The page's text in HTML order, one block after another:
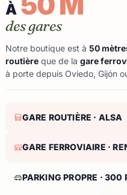
À
des gares
Notre boutique est à50
routière que de lagare
à porte depuis Oviedo, Gijón
GARE ROUTIÈRE · ALSA
GARE FERROVIAIRE ·
PARKING PROPRE · 300